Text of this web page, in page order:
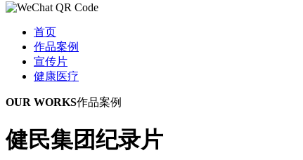
首页
作品案例
宣传片
健康医疗
OUR WORKS作品案例
健民集团纪录片